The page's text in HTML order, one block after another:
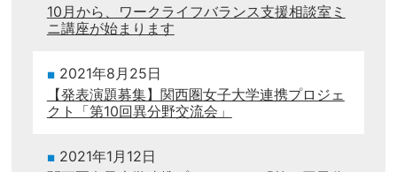
10月から、ワークライフバランス支援相談室ミ
ニ講座が始まります
2021年8月25日
【発表演題募集】関西圏女子大学連携プロジェ
クト「第10回異分野交流会」
2021年1月12日